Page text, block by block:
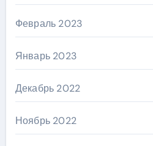
Февраль 2023
Январь 2023
Декабрь 2022
Ноябрь 2022